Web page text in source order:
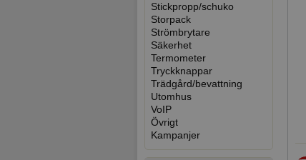
Stickpropp/schuko
Storpack
Strömbrytare
Säkerhet
Termometer
Tryckknappar
Trädgård/bevattning
Utomhus
VoIP
Övrigt
Kampanjer